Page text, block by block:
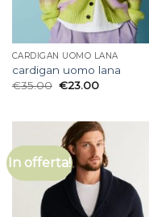
CARDIGAN UOMO LANA
cardigan uomo lana
€35.00 €23.00
In offerta!